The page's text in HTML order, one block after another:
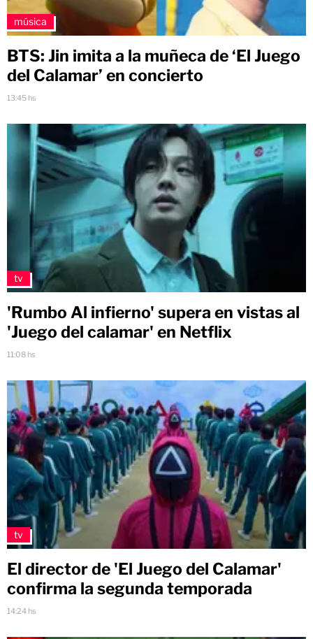
música
BTS: Jin imita a la muñeca de ‘El Juego
del Calamar’ en concierto
13:45 hs
tv
'Rumbo Al infierno' supera en vistas al
'Juego del calamar' en Netflix
11:08 hs
tv
El director de 'El Juego del Calamar'
confirma la segunda temporada
14:24 hs